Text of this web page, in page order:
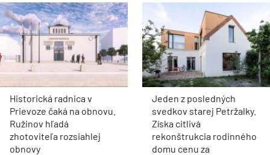
Historická radnica v
Prievoze čaká na obnovu.
Ružinov hľadá
zhotoviteľa rozsiahlej
obnovy
Jeden z posledných
svedkov starej Petržalky.
Získa citlivá
rekonštrukcia rodinného
domu cenu za